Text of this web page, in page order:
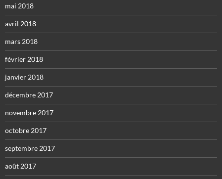
mai 2018
avril 2018
mars 2018
février 2018
janvier 2018
décembre 2017
novembre 2017
octobre 2017
septembre 2017
août 2017